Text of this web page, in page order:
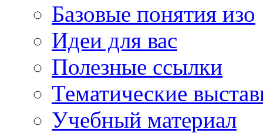
Базовые понятия изо
Идеи для вас
Полезные ссылки
Тематические
Учебный материал